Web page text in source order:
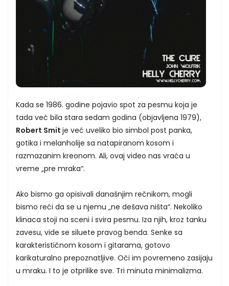
Kada se 1986. godine pojavio spot za pesmu koja je
tada već bila stara sedam godina (objavljena 1979),
Robert Smit je već uveliko bio simbol post panka,
gotika i melanholije sa natapiranom kosom i
razmazanim kreonom. Ali, ovaj video nas vraća u
vreme „pre mraka“.
Ako bismo ga opisivali današnjim rečnikom, mogli
bismo reći da se u njemu „ne dešava ništa“. Nekoliko
klinaca stoji na sceni i svira pesmu. Iza njih, kroz tanku
zavesu, vide se siluete pravog benda. Senke sa
karakterističnom kosom i gitarama, gotovo
karikaturalno prepoznatljive. Oči im povremeno zasijaju
u mraku. I to je otprilike sve. Tri minuta minimalizma.